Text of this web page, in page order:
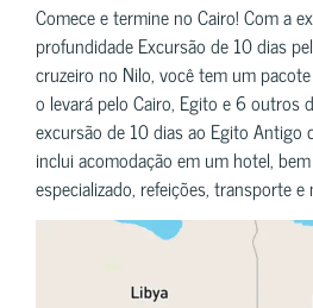
Comece e termine no Cairo! Com a
profundidade Excursão de 10 dias
cruzeiro no Nilo, você tem um
o levará pelo Cairo, Egito e 6 outros
excursão de 10 dias ao Egito Antigo
inclui acomodação em um hotel,
especializado, refeições, transporte